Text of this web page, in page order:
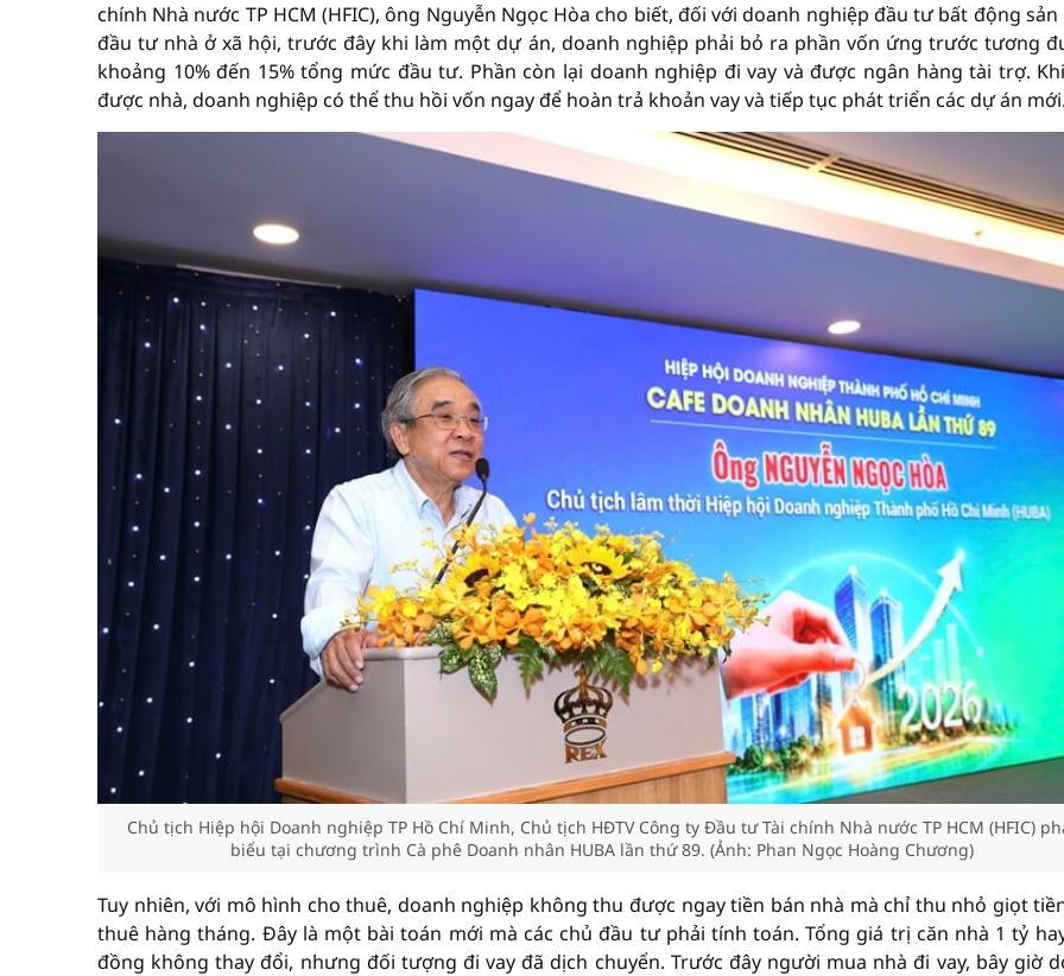
chính Nhà nước TP HCM (HFIC), ông Nguyễn Ngọc Hòa cho biết, đối với doanh nghiệp đầu tư bất động sản
đầu tư nhà ở xã hội, trước đây khi làm một dự án, doanh nghiệp phải bỏ ra phần vốn ứng trước tương
khoảng 10% đến 15% tổng mức đầu tư. Phần còn lại doanh nghiệp đi vay và được ngân hàng tài trợ.
được nhà, doanh nghiệp có thể thu hồi vốn ngay để hoàn trả khoản vay và tiếp tục phát triển các dự án
Chủ tịch Hiệp hội Doanh nghiệp TP Hồ Chí Minh, Chủ tịch HĐTV Công ty Đầu tư Tài chính Nhà nước TP HCM (HFIC)
biểu tại chương trình Cà phê Doanh nhân HUBA lần thứ 89. (Ảnh: Phan Ngọc Hoàng Chương)
Tuy nhiên, với mô hình cho thuê, doanh nghiệp không thu được ngay tiền bán nhà mà chỉ thu nhỏ giọt
thuê hàng tháng. Đây là một bài toán mới mà các chủ đầu tư phải tính toán. Tổng giá trị căn nhà 1 tỷ
đồng không thay đổi, nhưng đối tượng đi vay đã dịch chuyển. Trước đây người mua nhà đi vay, bây giờ